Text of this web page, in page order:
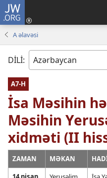
JW.ORG
A əlavəsi
DİLİ:
A7-H
İsa Məsihin
Məsihin
xidməti (II
ZAMAN MƏKAN